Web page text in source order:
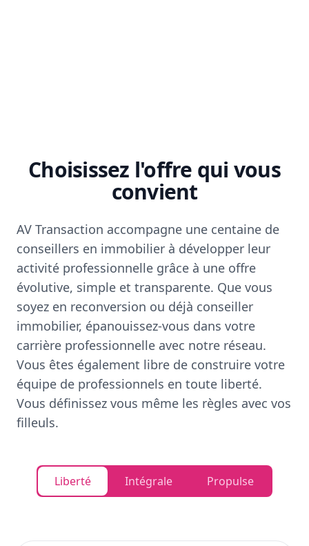
Choisissez l'offre qui vous
convient
AV Transaction accompagne une centaine de
conseillers en immobilier à développer leur
activité professionnelle grâce à une offre
évolutive, simple et transparente. Que vous
soyez en reconversion ou déjà conseiller
immobilier, épanouissez-vous dans votre
carrière professionnelle avec notre réseau.
Vous êtes également libre de construire votre
équipe de professionnels en toute liberté.
Vous définissez vous même les règles avec vos
filleuls.
Liberté Intégrale Propulse